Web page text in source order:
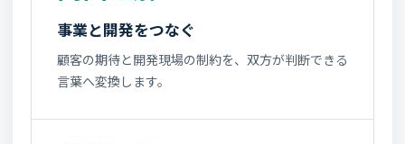
事業と開発をつなぐ
顧客の期待と開発現場の制約を、双方が判断できる
言葉へ変換します。